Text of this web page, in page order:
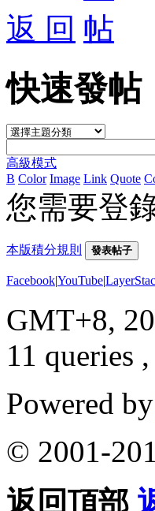
返 回
快速發帖
高級模式
B Color Image Link Quote
您需要登
本版積分規則 發表帖子
Facebook|YouTube|
GMT+8,
11 queries
Powered by
© 2001-
返回頂部